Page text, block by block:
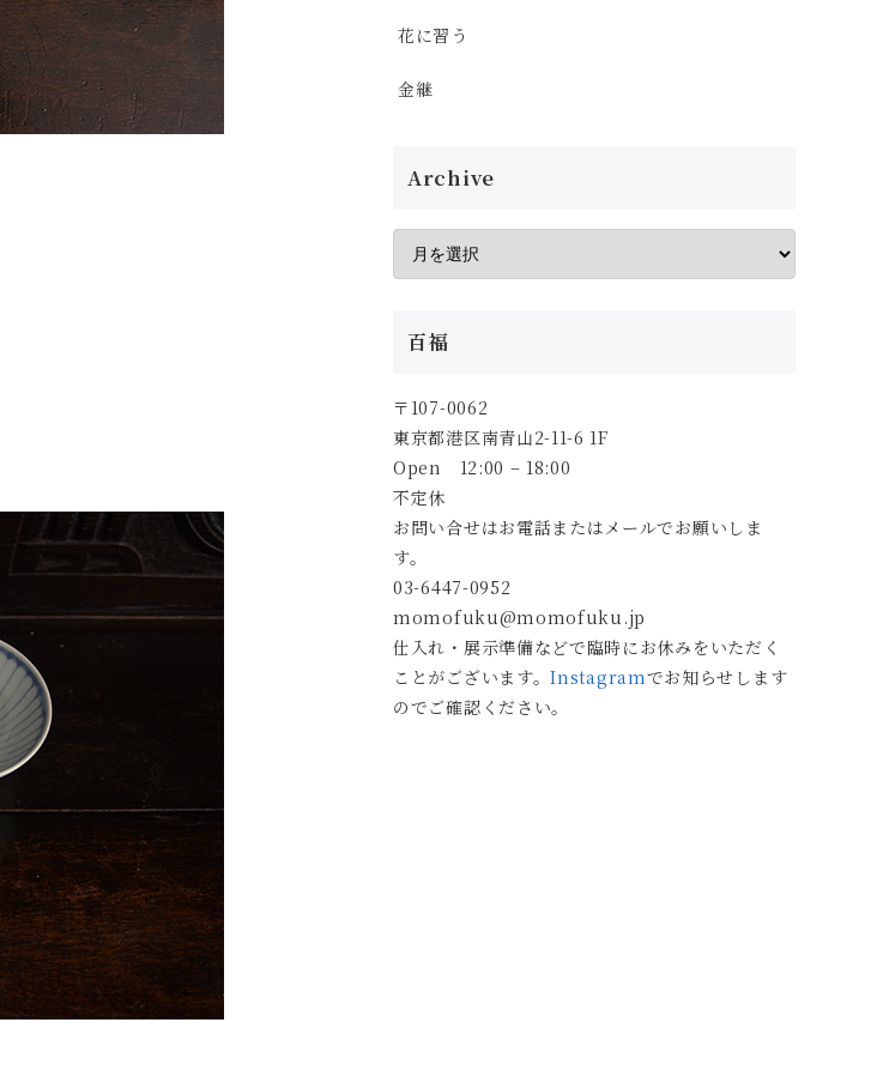
花に習う
金継
Archive
百福
〒107-0062
東京都港区南青山2-11-6 1F
Open 12:00 – 18:00
不定休
お問い合せはお電話またはメールでお願いしま
す。
03-6447-0952
momofuku@momofuku.jp
仕入れ・展示準備などで臨時にお休みをいただく
ことがございます。Instagramでお知らせします
のでご確認ください。